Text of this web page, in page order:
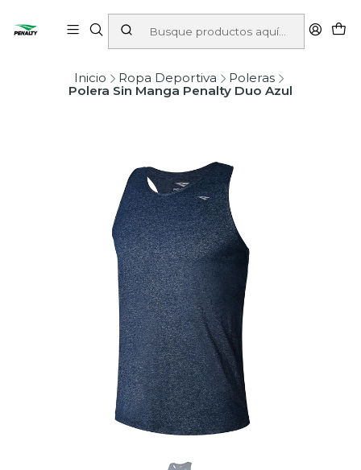
Inicio Ropa Deportiva
Poleras
Polera Sin Manga Penalty Duo Azul